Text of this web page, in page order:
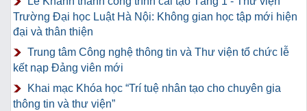
Trường Đại học Luật Hà Nội: Không gian học tập mới hiện
đại và thân thiện
Trung tâm Công nghệ thông tin và Thư viện tổ chức lễ
kết nạp Đảng viên mới
Khai mạc Khóa học “Trí tuệ nhân tạo cho chuyên gia
thông tin và thư viện”